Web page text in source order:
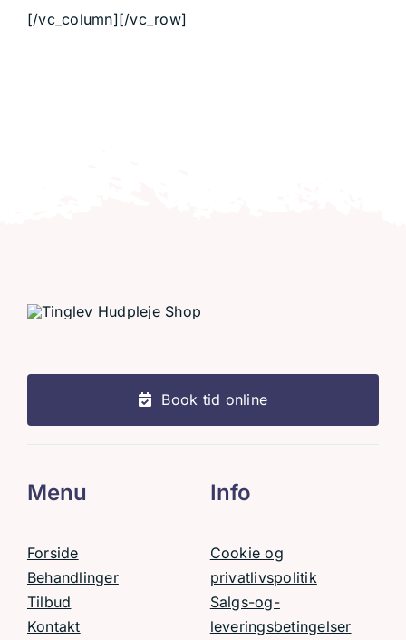
[/vc_column][/vc_row]
Book tid online
Menu
Forside
Behandlinger
Tilbud
Kontakt
Info
Cookie og
privatlivspolitik
Salgs-og-
leveringsbetingelser